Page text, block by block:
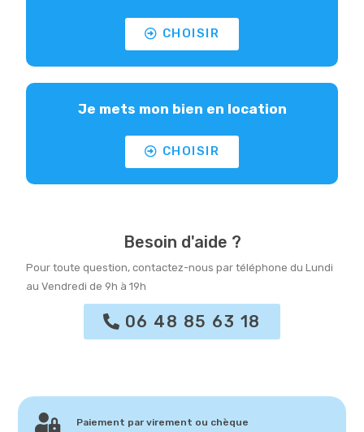
CHOISIR
Je mets mon bien en location
CHOISIR
Besoin d'aide ?
Pour toute question, contactez-nous par téléphone du Lundi
au Vendredi de 9h à 19h
06 48 85 63 18
Paiement par virement ou chèque